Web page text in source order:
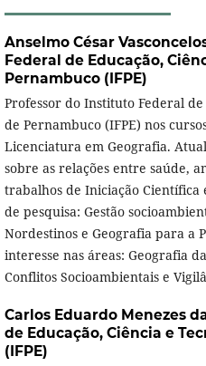
Anselmo César
Federal de Educação,
Pernambuco (IFPE)
Professor do Instituto Federal
de Pernambuco (IFPE) nos
Licenciatura em Geografia.
sobre as relações entre saúde,
trabalhos de Iniciação Científica
de pesquisa: Gestão
Nordestinos e Geografia para a
interesse nas áreas: Geografia
Conflitos Socioambientais e
Carlos Eduardo Menezes
de Educação, Ciência e
(IFPE)